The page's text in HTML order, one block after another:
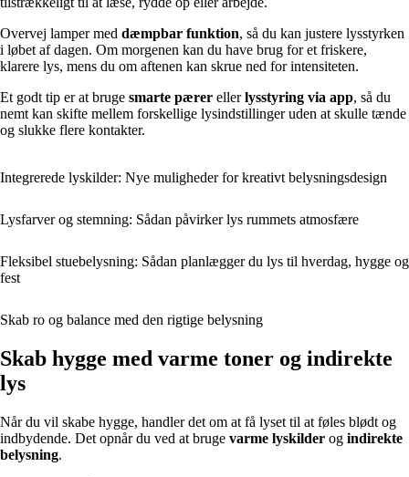
Overvej lamper med dæmpbar funktion, så du kan justere lysstyrken
i løbet af dagen. Om morgenen kan du have brug for et friskere,
klarere lys, mens du om aftenen kan skrue ned for intensiteten.
Et godt tip er at bruge smarte pærer ellerlysstyring via app, så du
nemt kan skifte mellem forskellige lysindstillinger uden at skulle tænde
og slukke flere kontakter.
Integrerede lyskilder: Nye muligheder for kreativt belysningsdesign
Lysfarver og stemning: Sådan påvirker lys rummets atmosfære
Fleksibel stuebelysning: Sådan planlægger du lys til hverdag, hygge og
fest
Skab ro og balance med den rigtige belysning
Skab hygge med varme toner og indirekte
lys
Når du vil skabe hygge, handler det om at få lyset til at føles blødt og
indbydende. Det opnår du ved at bruge varme lyskilder og indirekte
belysning.